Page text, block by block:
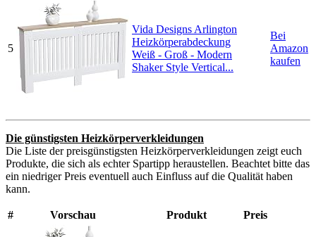
5
Vida Designs Arlington
Heizkörperabdeckung
Weiß - Groß - Modern
Shaker Style Vertical...
Bei
Amazon
kaufen
Die günstigsten Heizkörperverkleidungen
Die Liste der preisgünstigsten Heizkörperverkleidungen zeigt euch
Produkte, die sich als echter Spartipp heraustellen. Beachtet bitte das
ein niedriger Preis eventuell auch Einfluss auf die Qualität haben
kann.
# Vorschau Produkt Preis